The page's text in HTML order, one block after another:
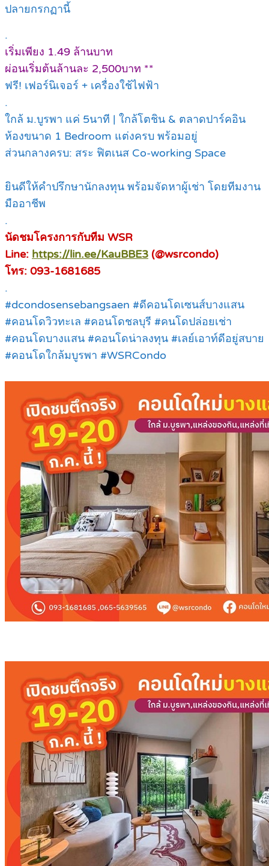
ปลายกรกฏานี้
.
เริ่มเพียง 1.49 ล้านบาท
ผ่อนเริ่มต้นล้านละ 2,500บาท **
ฟรี! เฟอร์นิเจอร์ + เครื่องใช้ไฟฟ้า
.
ใกล้ ม.บูรพา แค่ 5นาที | ใกล้โตชิน & ตลาดปาร์คอิน
ห้องขนาด 1 Bedroom แต่งครบ พร้อมอยู่
ส่วนกลางครบ: สระ ฟิตเนส Co-working Space
ยินดีให้คำปรึกษานักลงทุน พร้อมจัดหาผู้เช่า โดยทีมงาน
มืออาชีพ
.
นัดชมโครงการกับทีม WSR
Line: https://lin.ee/KauBBE3 (@wsrcondo)
โทร: 093-1681685
.
#dcondosensebangsaen #ดีคอนโดเซนส์บางแสน
#คอนโดวิวทะเล #คอนโดชลบุรี #คนโดปล่อยเช่า
#คอนโดบางแสน #คอนโดน่าลงทุน #เลย์เอาท์ดีอยู่สบาย
#คอนโดใกล้มบูรพา #WSRCondo